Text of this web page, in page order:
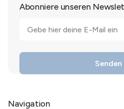
Abonniere unseren
Navigation